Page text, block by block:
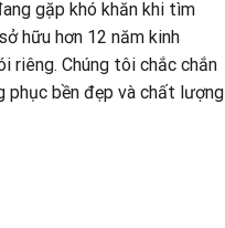
gặp khó khăn khi tìm
sở hữu hơn 12 năm kinh
riêng. Chúng tôi chắc chắn
phục bền đẹp và chất lượng